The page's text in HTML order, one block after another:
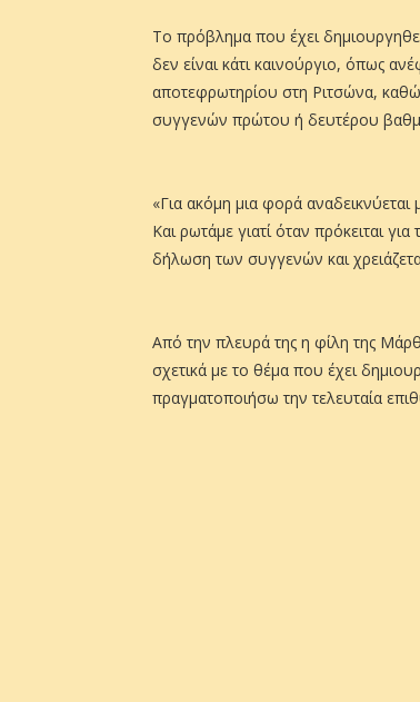
Το πρόβλημα που έχει
δεν είναι κάτι καινούργιο, όπως
αποτεφρωτηρίου στη Ριτσώνα,
συγγενών πρώτου ή δευτέρου
«Για ακόμη μια φορά
Και ρωτάμε γιατί όταν πρόκειται
δήλωση των συγγενών και
Από την πλευρά της η φίλη της
σχετικά με το θέμα που έχει
πραγματοποιήσω την τελευταία